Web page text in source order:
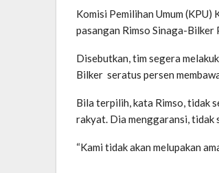
Komisi Pemilihan Umum
pasangan Rimso Sinaga-
Disebutkan, tim segera
Bilker seratus persen
Bila terpilih, kata Rimso, tidak
rakyat. Dia menggaransi, tidak
“Kami tidak akan melupakan